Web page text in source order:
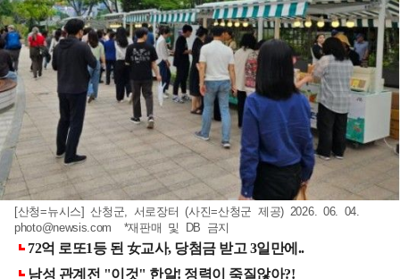
[산청=뉴시스] 산청군, 서로장터 (사진=산청군 제공) 2026. 06. 04.
photo@newsis.com *재판매 및 DB 금지